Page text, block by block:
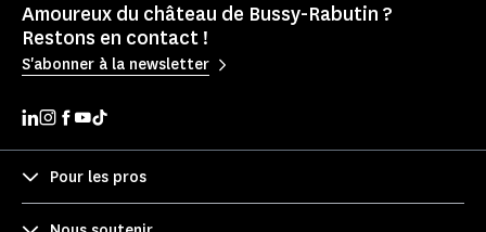
Amoureux du château de Bussy-Rabutin ?
Restons en contact !
S'abonner à la newsletter
Pour les pros